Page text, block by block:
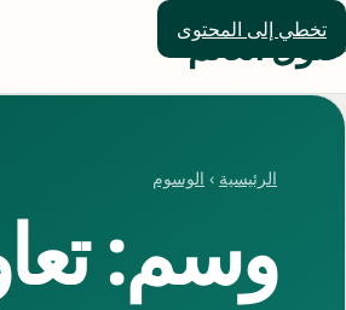
تخطي إلى المحتوى
حلول العالم
الرئيسية › الوسوم
وسم: